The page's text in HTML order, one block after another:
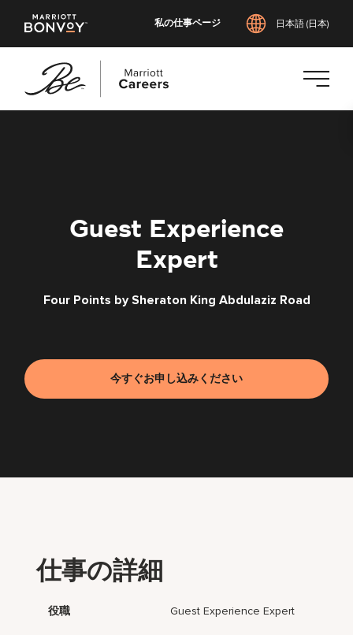
私の仕事ページ 日本語 (日本)
Guest Experience
Expert
Four Points by Sheraton King Abdulaziz Road
今すぐお申し込みください
仕事の詳細
役職 Guest Experience Expert